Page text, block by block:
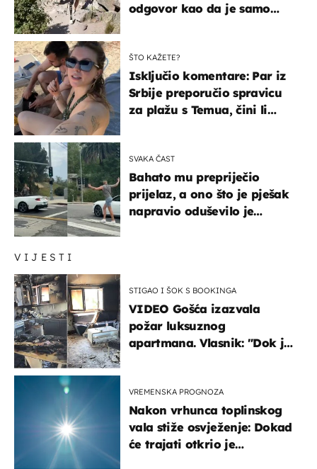
VIJESTI
STIGAO I ŠOK S BOOKINGA
VIDEO Gošća izazvala
požar luksuznog
apartmana. Vlasnik: "Dok je
VREMENSKA PROGNOZA
Nakon vrhunca toplinskog
vala stiže osvježenje: Dokad
će trajati otkrio je
odgovor kao da je samo
ŠTO KAŽETE?
Isključio komentare: Par iz
Srbije preporučio spravicu
za plažu s Temua, čini li
SVAKA ČAST
Bahato mu prepriječio
prijelaz, a ono što je pješak
napravio oduševilo je